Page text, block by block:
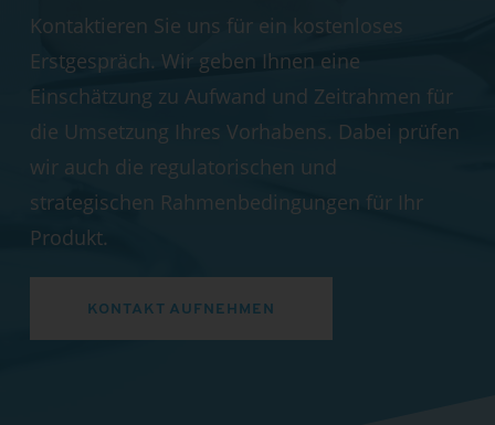
Kontaktieren Sie uns für ein kostenloses
Erstgespräch. Wir geben Ihnen eine
Einschätzung zu Aufwand und Zeitrahmen für
die Umsetzung Ihres Vorhabens. Dabei prüfen
wir auch die regulatorischen und
strategischen Rahmenbedingungen für Ihr
Produkt.
KONTAKT AUFNEHMEN